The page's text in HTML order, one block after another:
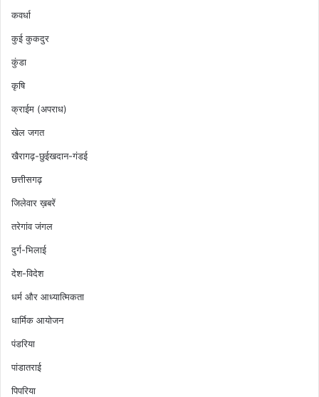
कवर्धा
कुई कुकदुर
कुंडा
कृषि
क्राईम (अपराध)
खेल जगत
खैरागढ़-छुईखदान-गंडई
छत्तीसगढ़
जिलेवार ख़बरें
तरेगांव जंगल
दुर्ग-भिलाई
देश-विदेश
धर्म और आध्यात्मिकता
धार्मिक आयोजन
पंडरिया
पांडातराई
पिपरिया